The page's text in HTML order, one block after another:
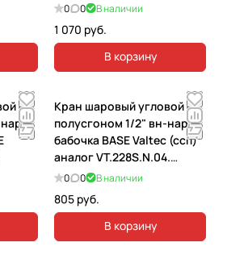
0 0 В наличии
1 070 руб.
В корзину
с
Кран шаровый угловой с
полусгоном 1/2" вн-нар
бабочка BASE Valtec (ссп)
аналог VT.228S.N.04.
VT.228.N.04
0 0 В наличии
805 руб.
В корзину